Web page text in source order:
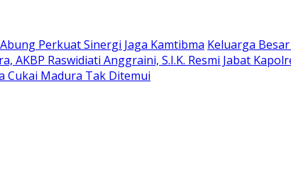
Perkuat Sinergi Jaga Kamtibma Keluarga
AKBP Raswidiati Anggraini, S.I.K. Resmi Jabat
Cukai Madura Tak Ditemui